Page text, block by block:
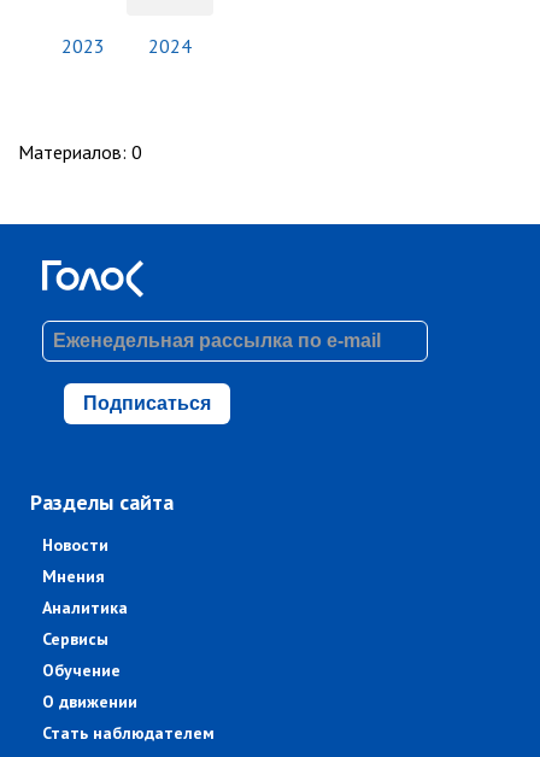
2023 2024
Материалов: 0
Подписаться
Разделы сайта
Новости
Мнения
Аналитика
Сервисы
Обучение
О движении
Стать наблюдателем